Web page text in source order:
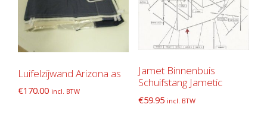
Luifelzijwand Arizona as
€170.00 incl. BTW
Jamet Binnenbuis
Schuifstang Jametic
€59.95 incl. BTW